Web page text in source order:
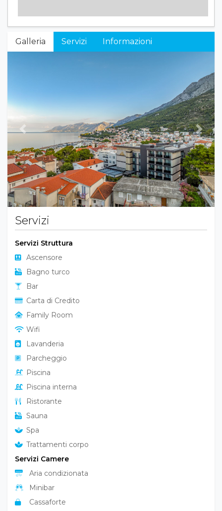
Galleria Servizi Informazioni
Previous Next
Servizi
Servizi Struttura
Ascensore
Bagno turco
Bar
Carta di Credito
Family Room
Wifi
Lavanderia
Parcheggio
Piscina
Piscina interna
Ristorante
Sauna
Spa
Trattamenti corpo
Servizi Camere
Aria condizionata
Minibar
Cassaforte